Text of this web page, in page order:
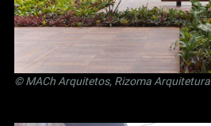
© MACh Arquitetos, Rizoma Arquitetura